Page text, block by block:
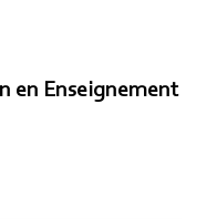
en Enseignement